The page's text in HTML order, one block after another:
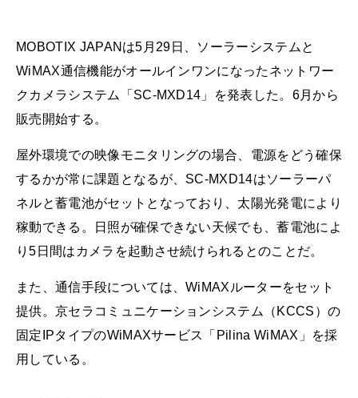
MOBOTIX JAPANは5月29日、ソーラーシステムと
WiMAX通信機能がオールインワンになったネットワー
クカメラシステム「SC-MXD14」を発表した。6月から
販売開始する。
屋外環境での映像モニタリングの場合、電源をどう確保
するかが常に課題となるが、SC-MXD14はソーラーパ
ネルと蓄電池がセットとなっており、太陽光発電により
稼動できる。日照が確保できない天候でも、蓄電池によ
り5日間はカメラを起動させ続けられるとのことだ。
また、通信手段については、WiMAXルーターをセット
提供。京セラコミュニケーションシステム（KCCS）の
固定IPタイプのWiMAXサービス「Pilina WiMAX」を採
用している。